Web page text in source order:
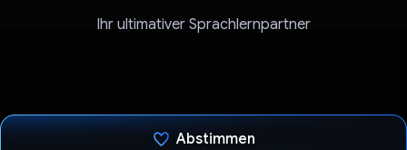
Ihr ultimativer Sprachlernpartner
Abstimmen